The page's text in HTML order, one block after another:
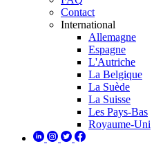
Contact
International
Allemagne
Espagne
L'Autriche
La Belgique
La Suède
La Suisse
Les Pays-Bas
Royaume-Uni